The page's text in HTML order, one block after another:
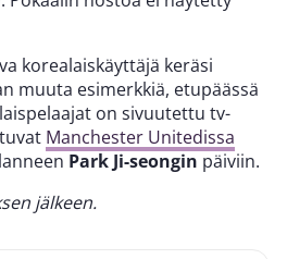
korealaiskäyttäjä keräsi
muuta esimerkkiä, etupäässä
on sivuutettu tv-
Manchester Unitedissa
Park Ji-seongin päiviin.
jälkeen.